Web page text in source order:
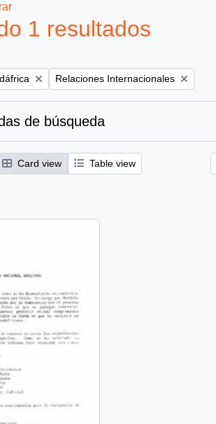
1 resultados
Remove filter:
Relaciones Internacionales
de búsqueda
Card view Table view